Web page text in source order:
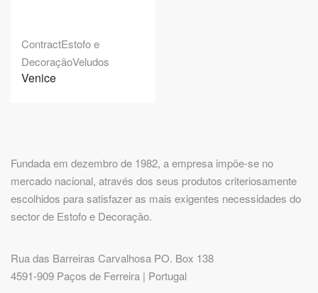
ContractEstofo e
DecoraçãoVeludos
Venice
Fundada em dezembro de 1982, a empresa impõe-se no
mercado nacional, através dos seus produtos criteriosamente
escolhidos para satisfazer as mais exigentes necessidades do
sector de Estofo e Decoração.
Rua das Barreiras Carvalhosa PO. Box 138
4591-909 Paços de Ferreira | Portugal